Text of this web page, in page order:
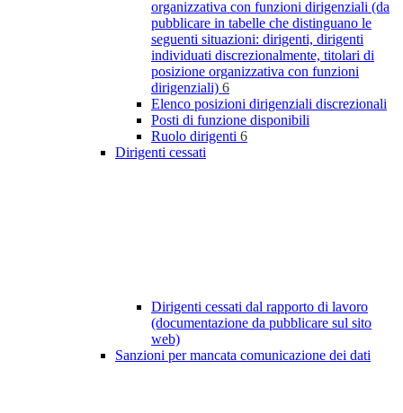
organizzativa con funzioni dirigenziali (da
pubblicare in tabelle che distinguano le
seguenti situazioni: dirigenti, dirigenti
individuati discrezionalmente, titolari di
posizione organizzativa con funzioni
dirigenziali) 6
Elenco posizioni dirigenziali discrezionali
Posti di funzione disponibili
Ruolo dirigenti 6
Dirigenti cessati
Dirigenti cessati dal rapporto di lavoro
(documentazione da pubblicare sul sito
web)
Sanzioni per mancata comunicazione dei dati